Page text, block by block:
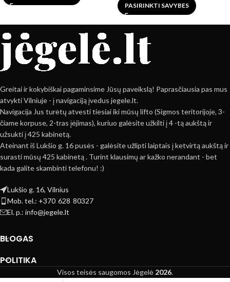
PASIRINKTI SAVYBES
Greitai ir kokybiškai pagaminsime Jūsų paveikslą! Paprasčiausia pas mus
atvykti Vilniuje - į navigaciją įvedus jegele.lt.
Navigacija Jus turėtų atvesti tiesiai iki mūsų lifto (Sigmos teritorijoje, 3-
čiame korpuse, 2-tras įėjimas), kuriuo galėsite užkilti į 4 -tą aukštą ir
užsukti į 425 kabinetą.
Ateinant iš Lukšio g. 16 pusės - galėsite užlipti laiptais į ketvirtą aukštą ir
surasti mūsų 425 kabinetą . Turint klausimų ar kažko nerandant - bet
kada galite skambinti telefonu! :)
Lukšio g. 16, Vilnius
Mob. tel.: +370 628 80327
El. p.: info@jegele.lt
BLOGAS
POLITIKA
Visos teisės saugomos Jėgelė 2026.